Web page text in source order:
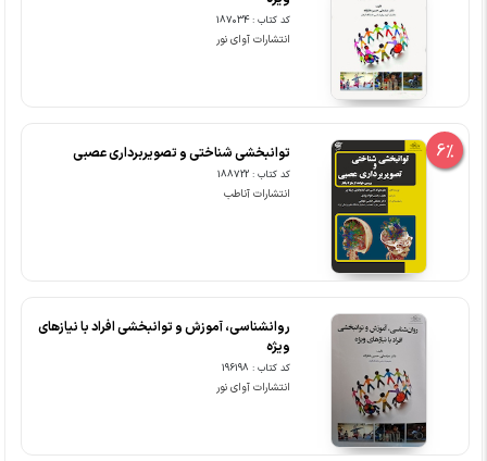
کد کتاب : 187034
انتشارات آوای نور
6% توانبخشی شناختی و تصویربرداری عصبی
کد کتاب : 188722
انتشارات آناطب
روان­شناسی، آموزش و توانبخشی افراد با نیازهای
ویژه
کد کتاب : 196198
انتشارات آوای نور